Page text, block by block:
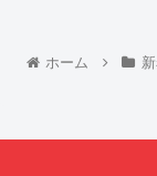
ホーム